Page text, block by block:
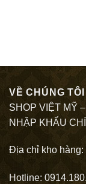
VỀ CHÚNG TÔI
SHOP VIỆT MỸ
NHẬP KHẨU
Địa chỉ kho hàng:
Hotline: